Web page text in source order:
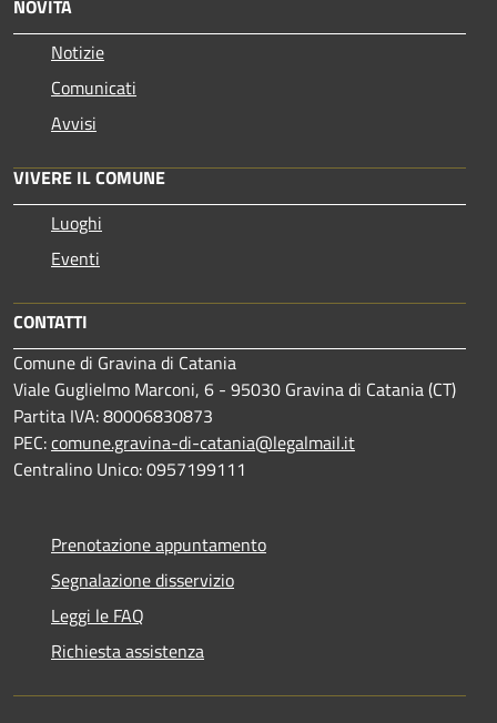
NOVITÀ
Notizie
Comunicati
Avvisi
VIVERE IL COMUNE
Luoghi
Eventi
CONTATTI
Comune di Gravina di Catania
Viale Guglielmo Marconi, 6 - 95030 Gravina di Catania (CT)
Partita IVA: 80006830873
PEC:comune.gravina-di-catania@legalmail.it
Centralino Unico: 0957199111
Prenotazione appuntamento
Segnalazione disservizio
Leggi le FAQ
Richiesta assistenza